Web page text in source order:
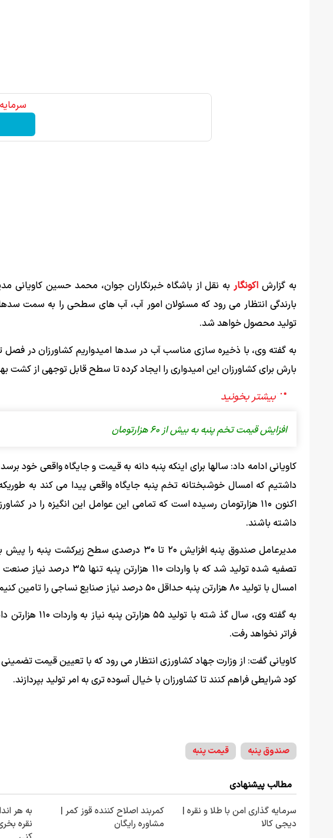
به گزارش اکونگار به نقل از باشگاه خبرنگاران جوان، محمد حسین
بارندگی انتظار می رود که مسئولان امور آب، آب های سطحی را به سمت
تولید محصول خواهد شد.
به گفته وی، با ذخیره سازی مناسب آب در سدها امیدواریم کشاورزان در فصل
بارش برای کشاورزان این امیدواری را ایجاد کرده تا سطح قابل توجهی از کشت
افزایش قیمت تخم پنبه به بیش از ۶۰ هزارتومان
کاویانی ادامه داد: سالها برای اینکه پنبه دانه به قیمت و جایگاه واقعی
اکنون ۱۱۰ هزارتومان رسیده است که تمامی این عوامل این انگیزه را در
داشته باشند.
تصفیه شده تولید شد که با
امسال با تولید ۸۰ هزارتن پنبه حداقل ۵۰ درصد نیاز صنایع نساجی را تامین کنیم.
فراتر نخواهد رفت.
کاویانی گفت: از وزارت جهاد کشاورزی انتظار می رود که با تعیین قیمت
کود شرایطی فراهم کنند تا کشاورزان با خیال آسوده تری به امر تولید بپردازند.
صندوق پنبه قیمت پنبه
مطالب پیشنهادی
سرمایه گذاری امن با طلا و نقره |
دیجی کالا
کمربند اصلاح کننده قوز کمر |
مشاوره رایگان
به هر
نقره